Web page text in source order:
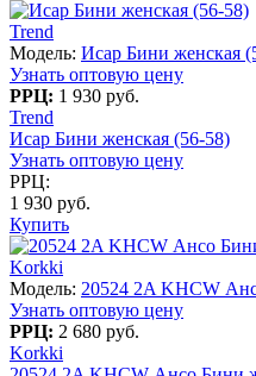
Trend
Модель: Исар Бини женская
Узнать оптовую цену
РРЦ: 1 930 руб.
Trend
Исар Бини женская (56-58)
Узнать оптовую цену
РРЦ:
1 930 руб.
Купить
Korkki
Модель: 20524 2A KHCW
Узнать оптовую цену
РРЦ: 2 680 руб.
Korkki